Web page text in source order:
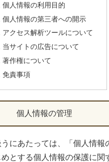
個人情報の利用目的
個人情報の第三者への開示
アクセス解析ツールについて
当サイトの広告について
著作権について
免責事項
個人情報の管理
にあたっては、「個人情報
とする個人情報の保護に関